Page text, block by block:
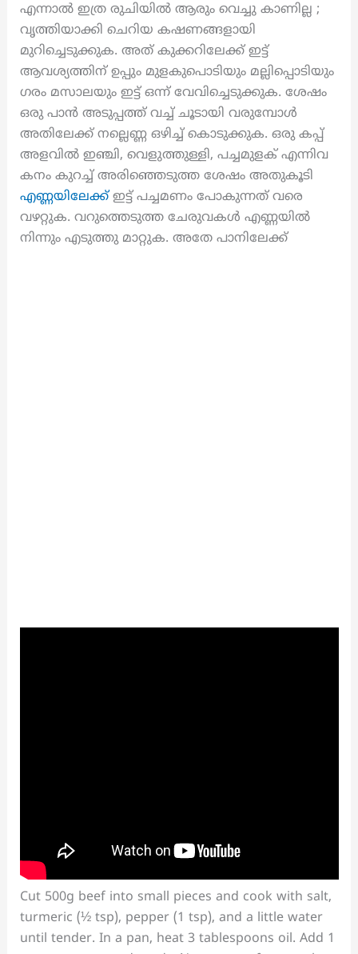
എന്നാൽ ഇത്ര രുചിയിൽ ആരും വെച്ചു കാണില്ല ;
വൃത്തിയാക്കി ചെറിയ കഷണങ്ങളായി
മുറിച്ചെടുക്കുക. അത് കുക്കറിലേക്ക് ഇട്ട്
ആവശ്യത്തിന് ഉപ്പും മുളകുപൊടിയും മല്ലിപ്പൊടിയും
ഗരം മസാലയും ഇട്ട് ഒന്ന് വേവിച്ചെടുക്കുക. ശേഷം
ഒരു പാൻ അടുപ്പത്ത് വച്ച് ചൂടായി വരുമ്പോൾ
അതിലേക്ക് നല്ലെണ്ണ ഒഴിച്ച് കൊടുക്കുക. ഒരു കപ്പ്
അളവിൽ ഇഞ്ചി, വെളുത്തുള്ളി, പച്ചമുളക് എന്നിവ
കനം കുറച്ച് അരിഞ്ഞെടുത്ത ശേഷം അതുകൂടി
എണ്ണയിലേക്ക്ഇട്ട് പച്ചമണം പോകുന്നത് വരെ
വഴറ്റുക. വറുത്തെടുത്ത ചേരുവകൾ എണ്ണയിൽ
നിന്നും എടുത്തു മാറ്റുക. അതേ പാനിലേക്ക്
Cut 500g beef into small pieces and cook with salt,
turmeric (½ tsp), pepper (1 tsp), and a little water
until tender. In a pan, heat 3 tablespoons oil. Add 1